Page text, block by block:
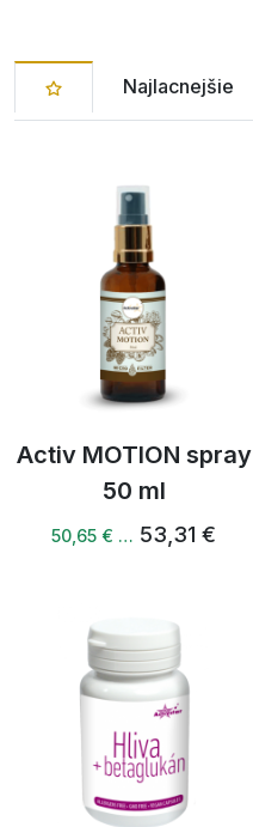
Najlacnejšie
Activ MOTION spray
50 ml
50,65 € … 53,31 €